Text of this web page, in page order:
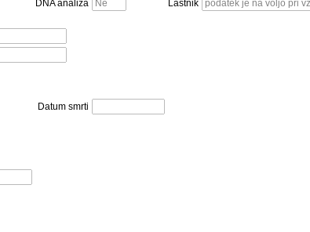
DNA analiza Lastnik
Datum smrti